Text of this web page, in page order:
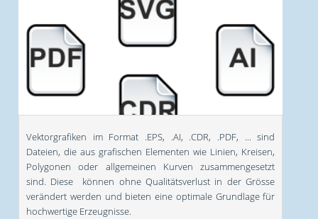
Vektorgrafiken im Format .EPS, .AI, .CDR, .PDF, ... sind
Dateien, die aus grafischen Elementen wie Linien, Kreisen,
Polygonen oder allgemeinen Kurven zusammengesetzt
sind. Diese können ohne Qualitätsverlust in der Grösse
verändert werden und bieten eine optimale Grundlage für
hochwertige Erzeugnisse.